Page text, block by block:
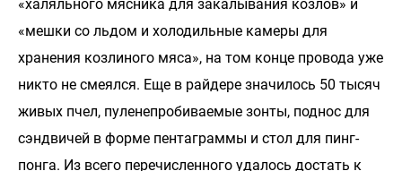
«халяльного мясника для закалывания козлов» и
«мешки со льдом и холодильные камеры для
хранения козлиного мяса», на том конце провода уже
никто не смеялся. Еще в райдере значилось 50 тысяч
живых пчел, пуленепробиваемые зонты, поднос для
сэндвичей в форме пентаграммы и стол для пинг-
понга. Из всего перечисленного удалось достать к